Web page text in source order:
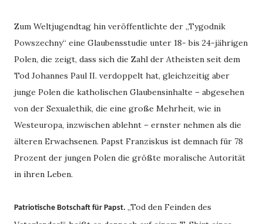
Zum Weltjugendtag hin veröffentlichte der „Tygodnik
Powszechny“ eine Glaubensstudie unter 18- bis 24-jährigen
Polen, die zeigt, dass sich die Zahl der Atheisten seit dem
Tod Johannes Paul II. verdoppelt hat, gleichzeitig aber
junge Polen die katholischen Glaubensinhalte – abgesehen
von der Sexualethik, die eine große Mehrheit, wie in
Westeuropa, inzwischen ablehnt – ernster nehmen als die
älteren Erwachsenen. Papst Franziskus ist demnach für 78
Prozent der jungen Polen die größte moralische Autorität
in ihren Leben.
Patriotische Botschaft für Papst. „Tod den Feinden des